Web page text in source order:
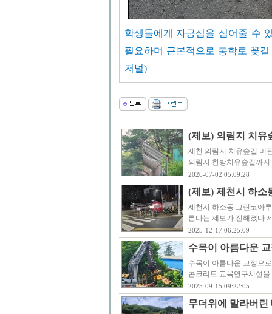
학생들에게 자긍심을 심어줄 수
필요하며 근본적으로 통학로 꽃
저널)
(제보) 의림지 치유
제천 의림지 치유숲길 미
의림지 한방치유숲길까
2026-07-02 05:09:28
(제보) 제천시 하
제천시 하소동 그린코아
른다는 제보가 전해졌다.
2025-12-17 06:25:09
수목이 아름다운
수목이 아름다운 교정으
콘크리트 교육연구시설
2025-09-15 09:22:05
무더위에 말라버